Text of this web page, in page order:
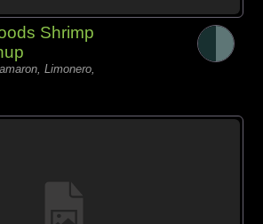
Shrimp
Limonero,